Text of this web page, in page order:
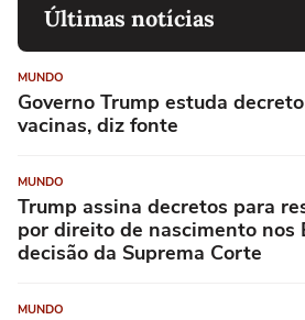
Últimas notícias
MUNDO
Governo Trump estuda
vacinas, diz fonte
MUNDO
Trump assina decretos para
por direito de nascimento nos
decisão da Suprema Corte
MUNDO